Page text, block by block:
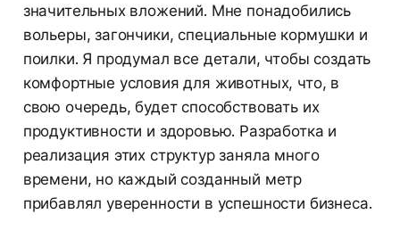
значительных вложений. Мне понадобились
вольеры, загончики, специальные кормушки и
поилки. Я продумал все детали, чтобы создать
комфортные условия для животных, что, в
свою очередь, будет способствовать их
продуктивности и здоровью. Разработка и
реализация этих структур заняла много
времени, но каждый созданный метр
прибавлял уверенности в успешности бизнеса.